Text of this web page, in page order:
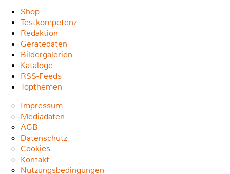
Shop
Testkompetenz
Redaktion
Gerätedaten
Bildergalerien
Kataloge
RSS-Feeds
Topthemen
Impressum
Mediadaten
AGB
Datenschutz
Cookies
Kontakt
Nutzungsbedingungen